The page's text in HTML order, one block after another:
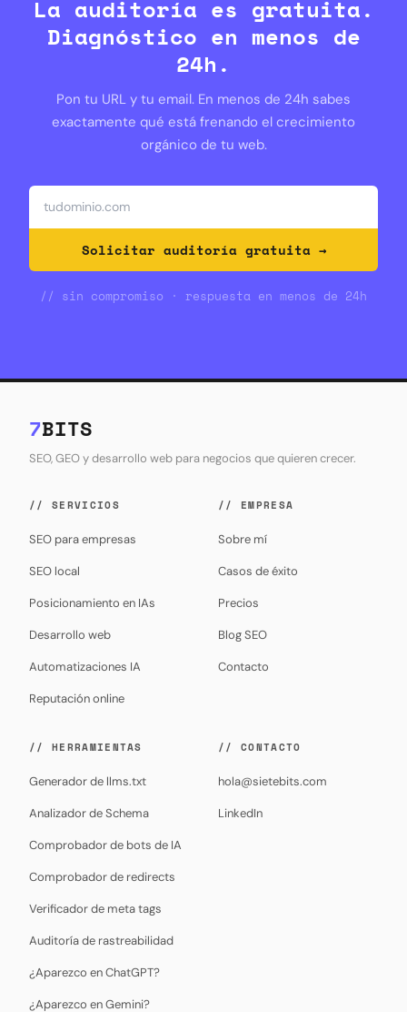
La auditoría es gratuita.
Diagnóstico en menos de
24h.
Pon tu URL y tu email. En menos de 24h sabes
exactamente qué está frenando el crecimiento
orgánico de tu web.
Solicitar auditoría gratuita →
// sin compromiso · respuesta en menos de 24h
7BITS
SEO, GEO y desarrollo web para negocios que quieren crecer.
// SERVICIOS
SEO para empresas
SEO local
Posicionamiento en IAs
Desarrollo web
Automatizaciones IA
Reputación online
// EMPRESA
Sobre mí
Casos de éxito
Precios
Blog SEO
Contacto
// HERRAMIENTAS
Generador de llms.txt
Analizador de Schema
Comprobador de bots de IA
Comprobador de redirects
Verificador de meta tags
Auditoría de rastreabilidad
¿Aparezco en ChatGPT?
¿Aparezco en Gemini?
// CONTACTO
hola@sietebits.com
LinkedIn